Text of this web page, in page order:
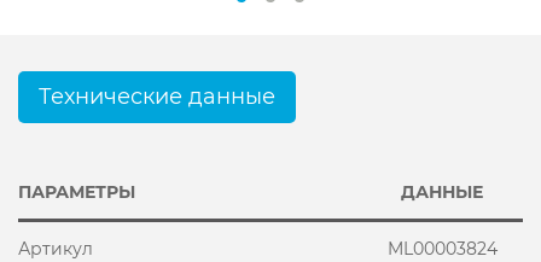
Технические данные
ПАРАМЕТРЫ ДАННЫЕ
Артикул ML00003824